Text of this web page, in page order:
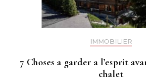
IMMOBILIER
7 Choses a garder a l’esprit
chalet